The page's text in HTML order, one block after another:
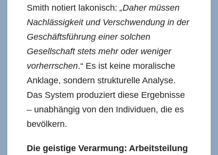
Smith notiert lakonisch: „Daher müssen
Nachlässigkeit und Verschwendung in der
Geschäftsführung einer solchen
Gesellschaft stets mehr oder weniger
vorherrschen.“ Es ist keine moralische
Anklage, sondern strukturelle Analyse.
Das System produziert diese Ergebnisse
– unabhängig von den Individuen, die es
bevölkern.
Die geistige Verarmung: Arbeitsteilung